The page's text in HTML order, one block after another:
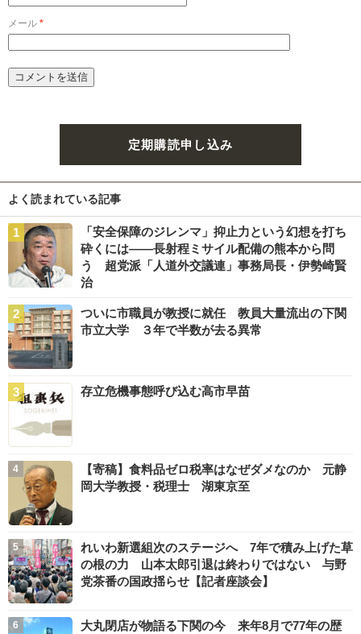
メール *
定期購読申し込み
よく読まれている記事
「安全保障のジレンマ」抑止力という幻想を打ち
砕くには――長射程ミサイル配備の熊本から問
う 超党派「人道外交議連」事務局長・伊勢崎賢
治
ついに市職員が教授に就任 教員大量流出の下関
市立大学 ３年で半数が去る異常
存立危機事態呼び込む高市早苗
【寄稿】食料品ゼロ税率はなぜダメなのか 元静
岡大学教授・税理士 湖東京至
れいわ新選組次のステージへ 7年で積み上げた草
の根の力 山本太郎引退は終わりではない 与野
党茶番の国政揺らせ【記者座談会】
大丸閉店が物語る下関の今 来年8月で77年の歴